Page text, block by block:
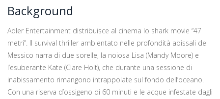
Background
Adler Entertainment distribuisce al cinema lo shark movie “47
metri”. Il survival thriller ambientato nelle profondità abissali del
Messico narra di due sorelle, la noiosa Lisa (Mandy Moore) e
l’esuberante Kate (Clare Holt), che durante una sessione di
inabissamento rimangono intrappolate sul fondo dell’oceano.
Con una riserva d’ossigeno di 60 minuti e le acque infestate dagli